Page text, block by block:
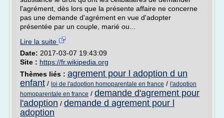
l'agrément, dès lors que la présente affaire ne concerne
pas une demande d'agrément en vue d'adopter
présentée par un couple, marié ou...
Lire la suite
Date: 2017-03-07 19:43:09
Site : https://fr.wikipedia.org
Thèmes liés : agrement pour l adoption d un
enfant / loi de l'adoption homoparentale en france / l'adoption
homoparentale en france / demande d'agrement pour
l'adoption / demande d agrement pour l
adoption